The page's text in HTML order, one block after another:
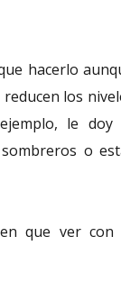
hacerlo
los
le doy
o
que ver con